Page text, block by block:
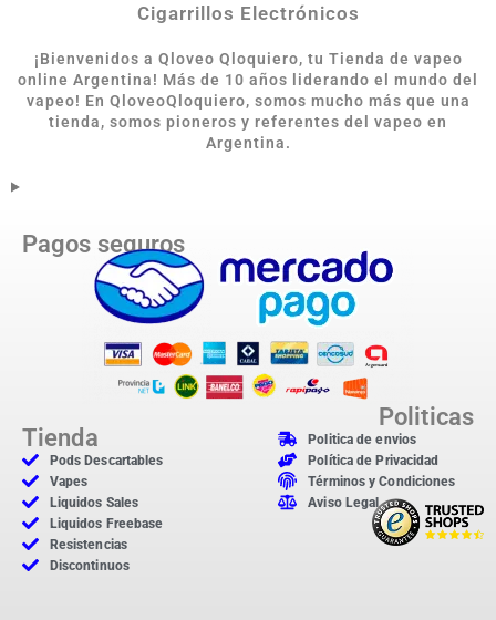
Cigarrillos Electrónicos
¡Bienvenidos a Qloveo Qloquiero, tu Tienda de vapeo
online Argentina! Más de 10 años liderando el mundo del
vapeo! En QloveoQloquiero, somos mucho más que una
tienda, somos pioneros y referentes del vapeo en
Argentina.
Pagos seguros
Tienda
Pods Descartables
Vapes
Liquidos Sales
Liquidos Freebase
Resistencias
Discontinuos
Politicas
Politica de envios
Política de Privacidad
Términos y Condiciones
Aviso Legal